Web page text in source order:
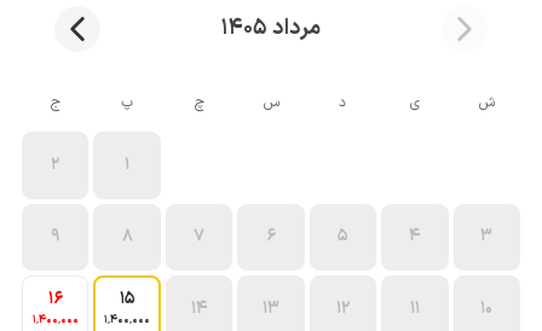
مرداد 1405
ش ی د س چ پ ج
1
2
3
4
5
6
7
8
9
10
11
12
13
14
15
1٬400٬000
16
1٬400٬000